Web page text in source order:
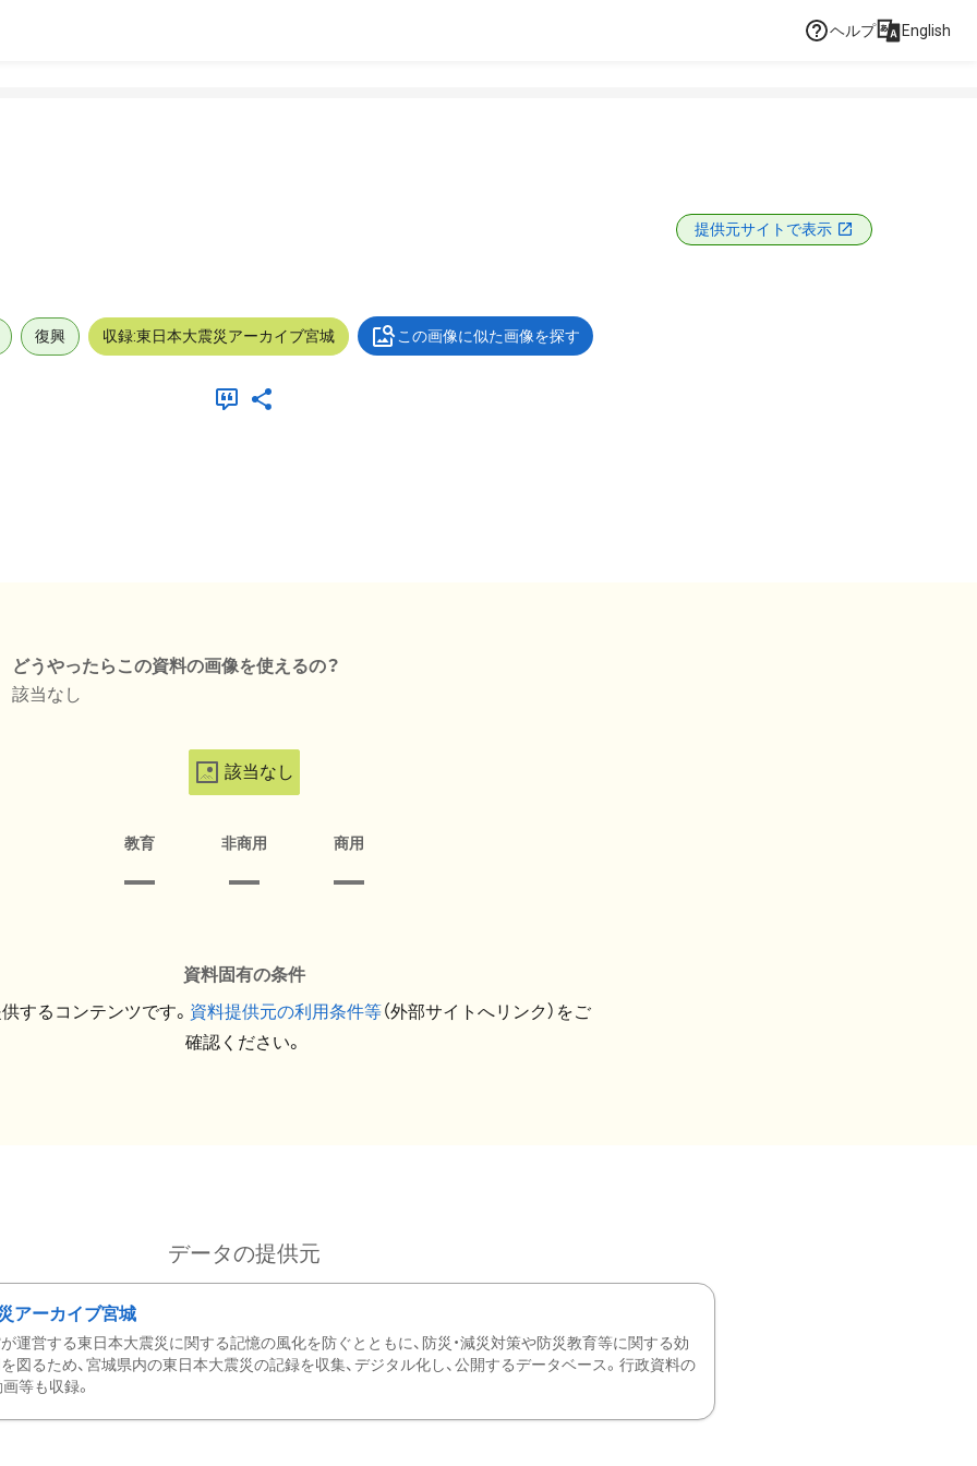
ヘルプ English
提供元サイトで表示
復興 収録:東日本大震災アーカイブ宮城 この画像に似た画像を探す
どうやったらこの資料の画像を使えるの？
該当なし
該当なし
教育 非商用 商用
資料固有の条件
するコンテンツです。 資料提供元の利用条件等（外部サイトへリンク）をご
確認ください。
データの提供元
アーカイブ宮城
運営する東日本大震災に関する記憶の風化を防ぐとともに、防災・減災対策や防災教育等に関する効
図るため、宮城県内の東日本大震災の記録を収集、デジタル化し、公開するデータベース。行政資料の
等も収録。